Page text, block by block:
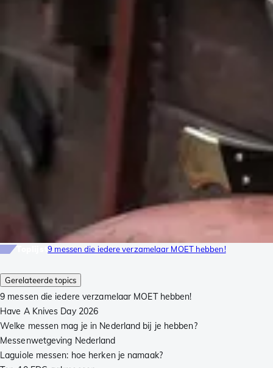
Gerelateerde topics
9 messen die iedere verzamelaar MOET hebben!
Have A Knives Day 2026
Welke messen mag je in Nederland bij je hebben?
Messenwetgeving Nederland
Laguiole messen: hoe herken je namaak?
Toplijst9 messen die iedere verzamelaar MOET hebben!